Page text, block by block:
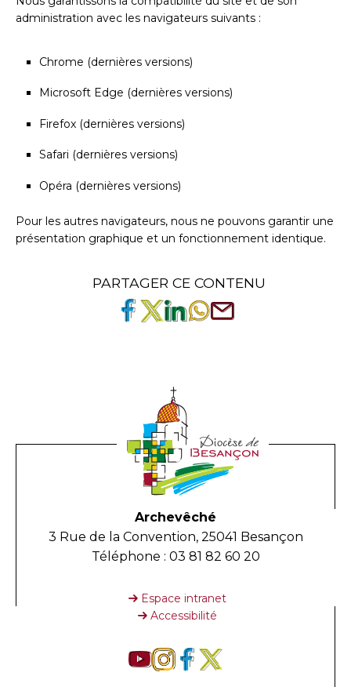
administration avec les navigateurs suivants :
Chrome (dernières versions)
Microsoft Edge (dernières versions)
Firefox (dernières versions)
Safari (dernières versions)
Opéra (dernières versions)
Pour les autres navigateurs, nous ne pouvons garantir une
présentation graphique et un fonctionnement identique.
PARTAGER CE CONTENU
Archevêché
3 Rue de la Convention, 25041 Besançon
Téléphone : 03 81 82 60 20
Espace intranet
Accessibilité